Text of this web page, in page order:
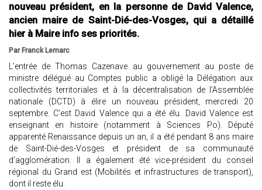
nouveau président, en la personne de David Valence,
ancien maire de Saint-Dié-des-Vosges, qui a détaillé
hier à Maire info ses priorités.
Par Franck Lemarc
L’entrée de Thomas Cazenave au gouvernement au poste de
ministre délégué au Comptes public a obligé la Délégation aux
collectivités territoriales et à la décentralisation de l’Assemblée
nationale (DCTD) à élire un nouveau président, mercredi 20
septembre. C’est David Valence qui a été élu. David Valence est
enseignant en histoire (notamment à Sciences Po). Député
apparenté Renaissance depuis un an, il a été pendant 8 ans maire
de Saint-Dié-des-Vosges et président de sa communauté
d’agglomération. Il a également été vice-président du conseil
régional du Grand est (Mobilités et infrastructures de transport),
dont il reste élu.